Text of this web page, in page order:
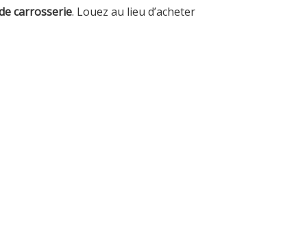
carrosserie. Louez au lieu d’acheter